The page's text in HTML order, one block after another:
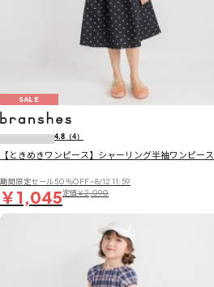
SALE
4.8 （4）
【ときめきワンピース】シャーリング半袖ワンピース
期間限定セール50％OFF~8/12 11:59
￥1,045定価￥2,090